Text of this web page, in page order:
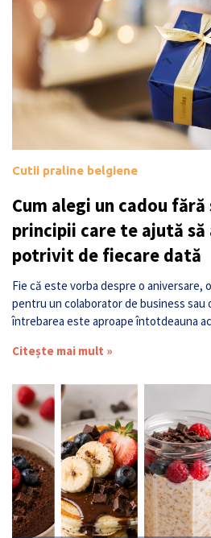
Cutii praline belgiene
Cum alegi un cadou fără
principii care te ajută să
potrivit de fiecare dată
Fie că este vorba despre o aniversare,
pentru un colaborator de business sau
întrebarea este aproape întotdeauna
Citește mai mult »